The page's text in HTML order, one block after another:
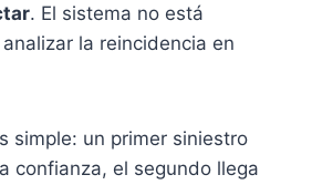
. El sistema no está
la reincidencia en
simple: un primer siniestro
confianza, el segundo llega